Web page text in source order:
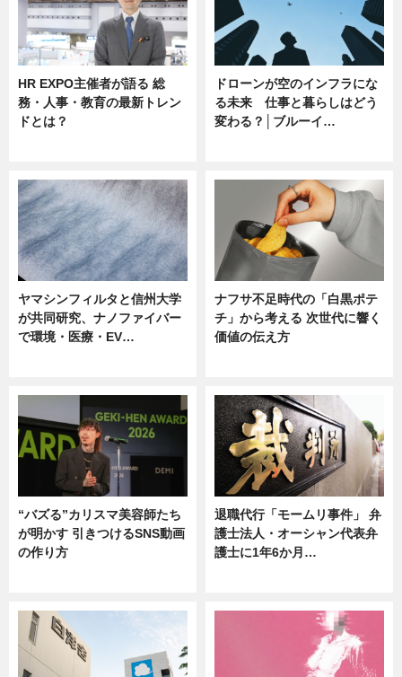
HR EXPO主催者が語る 総
務・人事・教育の最新トレン
ドとは？
ドローンが空のインフラにな
る未来 仕事と暮らしはどう
変わる？│ブルーイ…
ヤマシンフィルタと信州大学
が共同研究、ナノファイバー
で環境・医療・EV…
ナフサ不足時代の「白黒ポテ
チ」から考える 次世代に響く
価値の伝え方
“バズる”カリスマ美容師たち
が明かす 引きつけるSNS動画
の作り方
退職代行「モームリ事件」 弁
護士法人・オーシャン代表弁
護士に1年6か月…